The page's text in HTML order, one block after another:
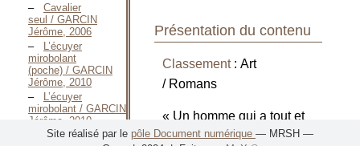
Cavalier
seul / GARCIN
Jérôme, 2006
L’écuyer
mirobolant
(poche) / GARCIN
Jérôme, 2010
L’écuyer
mirobolant / GARCIN
Jérôme, 2010
Cavalier seul
Présentation du contenu
Classement: Art
/ Romans
« Un homme qui a tout et
a perdu l’essentiel, la
Site réalisé par le pôle Document numérique — MRSH —